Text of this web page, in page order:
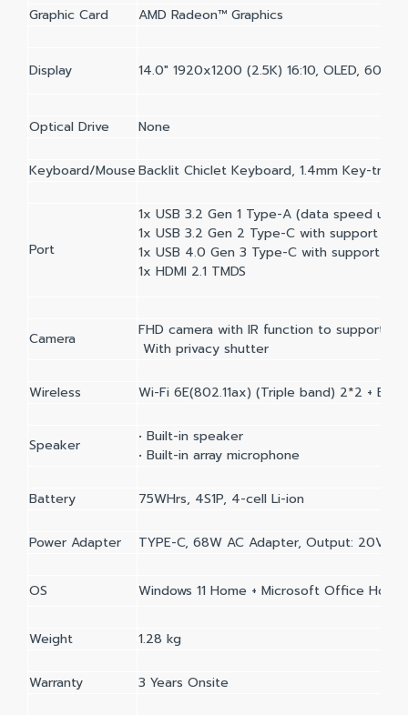
Graphic Card AMD Radeon™ Graphics
Display 14.0" 1920x1200 (2.5K) 16:10, OLED,
Optical Drive None
Keyboard/MouseBacklit Chiclet Keyboard, 1.4mm Key-
Port
1x USB 3.2 Gen 1 Type-A (data speed up
1x USB 3.2 Gen 2 Type-C with support
1x USB 4.0 Gen 3 Type-C with support
1x HDMI 2.1 TMDS
Camera
FHD camera with IR function to support
With privacy shutter
Wireless Wi-Fi 6E(802.11ax) (Triple band) 2*2 +
Speaker
• Built-in speaker
• Built-in array microphone
Battery 75WHrs, 4S1P, 4-cell Li-ion
Power Adapter TYPE-C, 68W AC Adapter, Output: 20V
OS Windows 11 Home + Microsoft Office
Weight 1.28 kg
Warranty 3 Years Onsite